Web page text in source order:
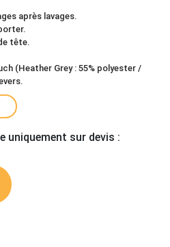
après lavages.
tête.
(Heather Grey : 55% polyester /
uniquement sur devis :